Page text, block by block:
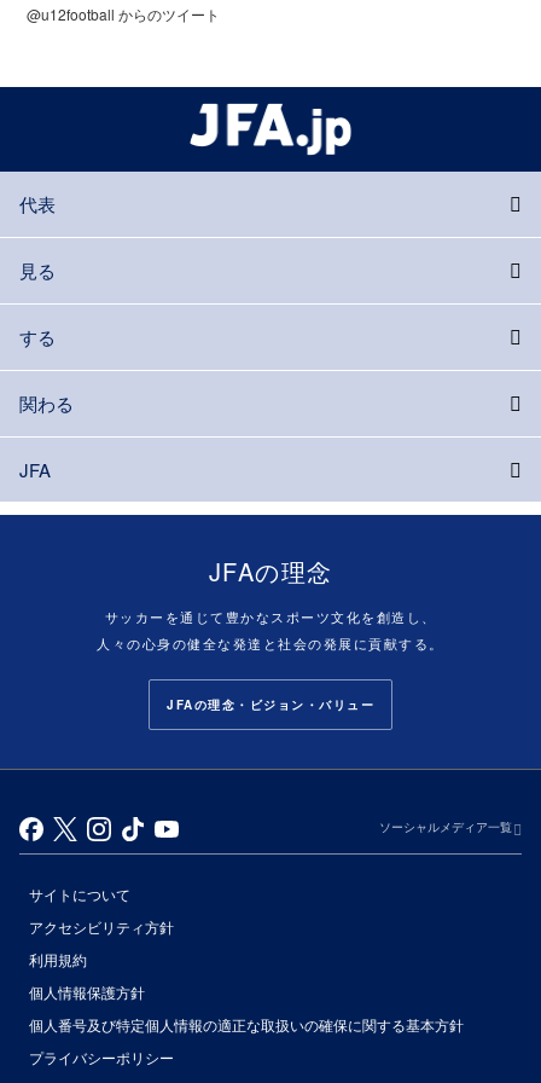
@u12football からのツイート
代表
見る
する
関わる
JFA
JFAの理念
サッカーを通じて豊かなスポーツ文化を創造し、
人々の心身の健全な発達と社会の発展に貢献する。
JFAの理念・ビジョン・バリュー
ソーシャルメディア一覧
サイトについて
アクセシビリティ方針
利用規約
個人情報保護方針
個人番号及び特定個人情報の適正な取扱いの確保に関する基本方針
プライバシーポリシー